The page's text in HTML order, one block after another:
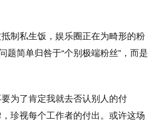
制私生饭，娱乐圈正在为畸形的粉
简单归咎于“个别极端粉丝”，而是
为了肯定我就去否认别人的付
珍视每个工作者的付出。或许这场